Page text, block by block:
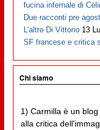
fucina infernale di
Due racconti pre
L’altro Di Vittorio 13
SF francese e critica
Chi siamo
1) Carmilla è un
alla critica